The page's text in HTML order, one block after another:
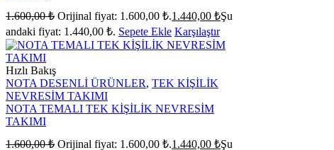
1.600,00₺ Orijinal fiyat: 1.600,00 ₺.1.440,00 ₺Şu
andaki fiyat: 1.440,00 ₺. Sepete Ekle Karşılaştır
Hızlı Bakış
NOTA DESENLİ ÜRÜNLER, TEK KİŞİLİK
NEVRESİM TAKIMI
NOTA TEMALI TEK KİŞİLİK NEVRESİM
TAKIMI
1.600,00₺ Orijinal fiyat: 1.600,00 ₺.1.440,00 ₺Şu